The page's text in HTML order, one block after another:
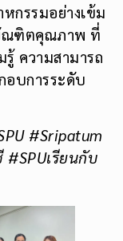
กรรมอย่างเข้ม
ณฑิตคุณภาพ ที่
ความสามารถ
อบการระดับ
#Sripatum
เรียนกับ